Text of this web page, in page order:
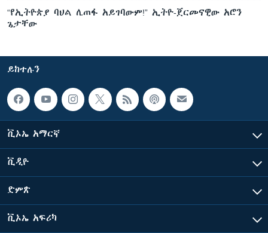
“የኢትዮጵያ ባህል ሊጠፋ አይገባውም!” ኢትዮ-ጀርመናዊው አሮን
ጌታቸው
ይከተሉን
ቪኦኤ አማርኛ
ቪዲዮ
ድምጽ
ቪኦኤ አፍሪካ